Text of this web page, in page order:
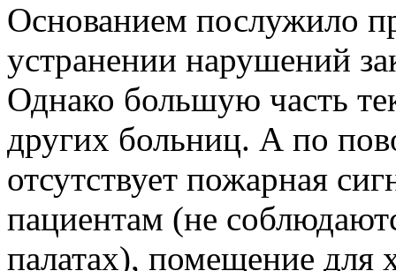
Основанием послужило
устранении нарушений
Однако большую часть
других больниц. А по
отсутствует пожарная
пациентам (не
палатах), помещение для